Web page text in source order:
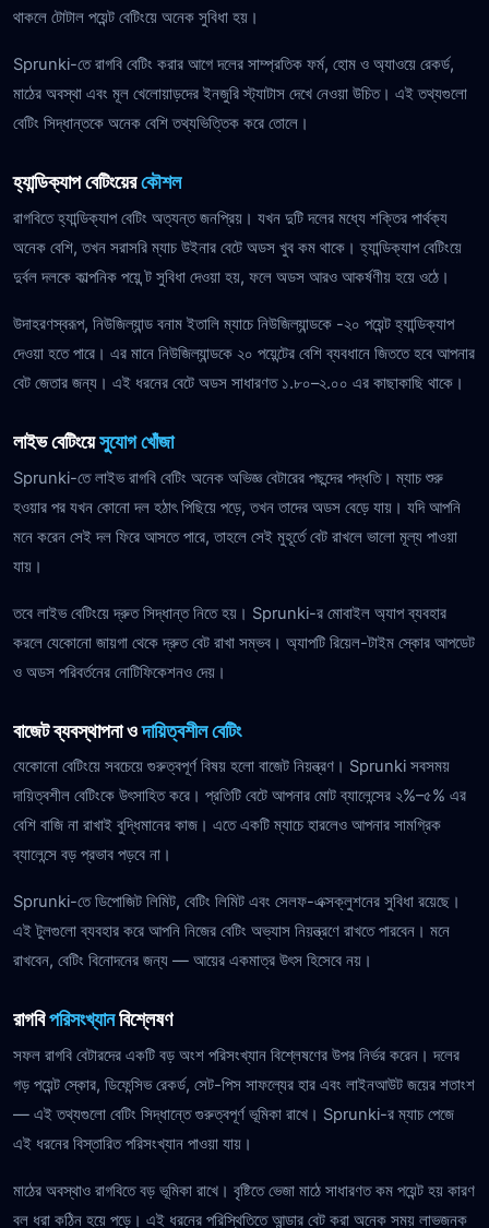
থাকলে টোটাল পয়েন্ট বেটিংয়ে অনেক সুবিধা হয়।
Sprunki-তে রাগবি বেটিং করার আগে দলের সাম্প্রতিক ফর্ম, হোম ও অ্যাওয়ে রেকর্ড,
মাঠের অবস্থা এবং মূল খেলোয়াড়দের ইনজুরি স্ট্যাটাস দেখে নেওয়া উচিত। এই তথ্যগুলো
বেটিং সিদ্ধান্তকে অনেক বেশি তথ্যভিত্তিক করে তোলে।
হ্যান্ডিক্যাপ বেটিংয়েরকৌশল
রাগবিতে হ্যান্ডিক্যাপ বেটিং অত্যন্ত জনপ্রিয়। যখন দুটি দলের মধ্যে শক্তির পার্থক্য
অনেক বেশি, তখন সরাসরি ম্যাচ উইনার বেটে অডস খুব কম থাকে। হ্যান্ডিক্যাপ বেটিংয়ে
দুর্বল দলকে কাল্পনিক পয়ে ন্ট সুবিধা দেওয়া হয়, ফলে অডস আরও আকর্ষণীয় হয়ে ওঠে।
উদাহরণস্বরূপ, নিউজিল্যান্ড বনাম ইতালি ম্যাচে নিউজিল্যান্ডকে -২০ পয়েন্ট হ্যান্ডিক্যাপ
দেওয়া হতে পারে। এর মানে নিউজিল্যান্ডকে ২০ পয়েন্টের বেশি ব্যবধানে জিততে হবে আপনার
বেট জেতার জন্য। এই ধরনের বেটে অডস সাধারণত ১.৮০–২.০০ এর কাছাকাছি থাকে।
লাইভ বেটিংয়েসুযোগ খোঁজা
Sprunki-তে লাইভ রাগবি বেটিং অনেক অভিজ্ঞ বেটারের পছন্দের পদ্ধতি। ম্যাচ শুরু
হওয়ার পর যখন কোনো দল হঠাৎ পিছিয়ে পড়ে, তখন তাদের অডস বেড়ে যায়। যদি আপনি
মনে করেন সেই দল ফিরে আসতে পারে, তাহলে সেই মুহূর্তে বেট রাখলে ভালো মূল্য পাওয়া
যায়।
তবে লাইভ বেটিংয়ে দ্রুত সিদ্ধান্ত নিতে হয়। Sprunki-র মোবাইল অ্যাপ ব্যবহার
করলে যেকোনো জায়গা থেকে দ্রুত বেট রাখা সম্ভব। অ্যাপটি রিয়েল-টাইম স্কোর আপডেট
ও অডস পরিবর্তনের নোটিফিকেশনও দেয়।
বাজেট ব্যবস্থাপনা ওদায়িত্বশীল বেটিং
যেকোনো বেটিংয়ে সবচেয়ে গুরুত্বপূর্ণ বিষয় হলো বাজেট নিয়ন্ত্রণ। Sprunki সবসময়
দায়িত্বশীল বেটিংকে উৎসাহিত করে। প্রতিটি বেটে আপনার মোট ব্যালেন্সের ২%–৫% এর
বেশি বাজি না রাখাই বুদ্ধিমানের কাজ। এতে একটি ম্যাচে হারলেও আপনার সামগ্রিক
ব্যালেন্সে বড় প্রভাব পড়বে না।
Sprunki-তে ডিপোজিট লিমিট, বেটিং লিমিট এবং সেলফ-এক্সক্লুশনের সুবিধা রয়েছে।
এই টুলগুলো ব্যবহার করে আপনি নিজের বেটিং অভ্যাস নিয়ন্ত্রণে রাখতে পারবেন। মনে
রাখবেন, বেটিং বিনোদনের জন্য — আয়ের একমাত্র উৎস হিসেবে নয়।
রাগবিপরিসংখ্যানবিশ্লেষণ
সফল রাগবি বেটারদের একটি বড় অংশ পরিসংখ্যান বিশ্লেষণের উপর নির্ভর করেন। দলের
গড় পয়েন্ট স্কোর, ডিফেন্সিভ রেকর্ড, সেট-পিস সাফল্যের হার এবং লাইনআউট জয়ের শতাংশ
— এই তথ্যগুলো বেটিং সিদ্ধান্তে গুরুত্বপূর্ণ ভূমিকা রাখে। Sprunki-র ম্যাচ পেজে
এই ধরনের বিস্তারিত পরিসংখ্যান পাওয়া যায়।
মাঠের অবস্থাও রাগবিতে বড় ভূমিকা রাখে। বৃষ্টিতে ভেজা মাঠে সাধারণত কম পয়েন্ট হয় কারণ
বল ধরা কঠিন হয়ে পড়ে। এই ধরনের পরিস্থিতিতে আন্ডার বেট করা অনেক সময় লাভজনক